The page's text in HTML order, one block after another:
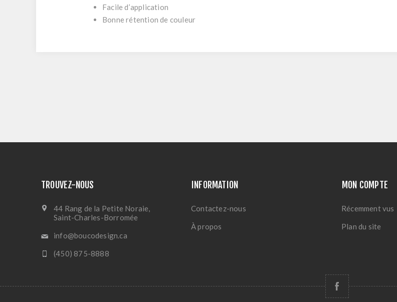
Facile d’application
Bonne rétention de couleur
TROUVEZ-NOUS
44 Rang de la Petite Noraie,
Saint-Charles-Borromée
info@boucodesign.ca
(450) 875-8888
INFORMATION
Contactez-nous
À propos
MON COMPTE
Récemment vus
Plan du site